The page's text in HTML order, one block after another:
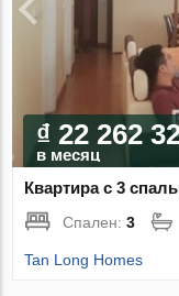
₫ 22 262
в месяц
Квартира с 3
Спален:3
Tan Long Homes